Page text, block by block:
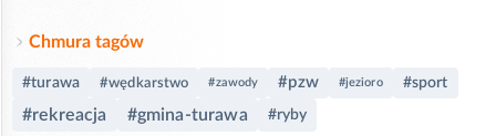
Chmura tagów
#turawa #wędkarstwo #zawody #pzw #jezioro #sport
#rekreacja #gmina-turawa #ryby